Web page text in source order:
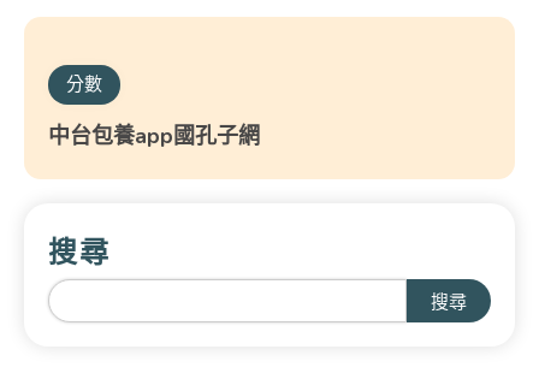
分數
中台包養app國孔子網
搜尋
搜尋